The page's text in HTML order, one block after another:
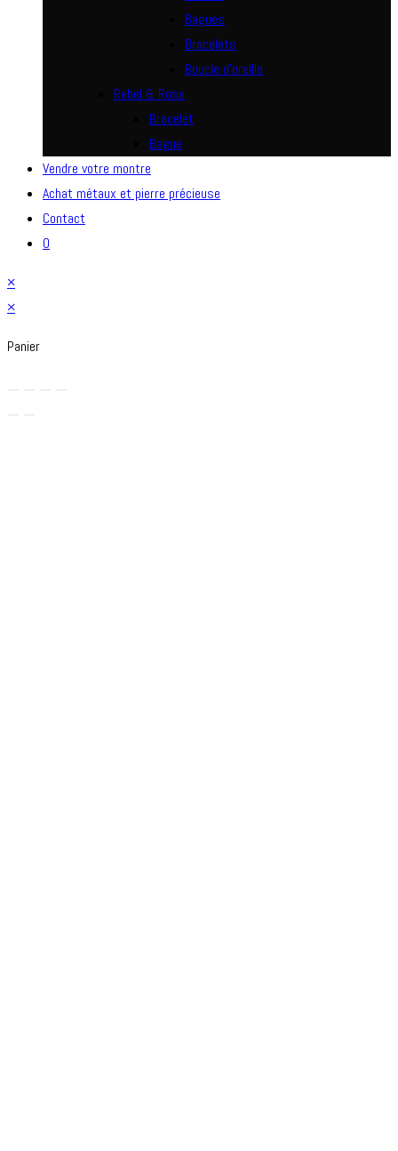
Bagues
Bracelets
Boucle d’oreille
Rebel & Rose
Bracelet
Bague
Vendre votre montre
Achat métaux et pierre précieuse
Contact
0
×
×
Panier